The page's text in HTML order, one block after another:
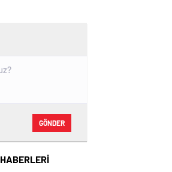
GÖNDER
HABERLERİ